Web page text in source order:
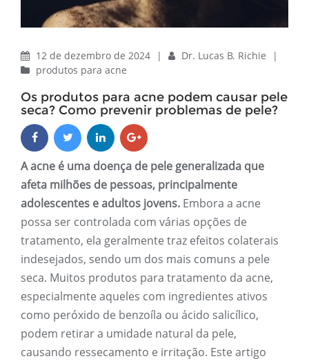
12 de dezembro de 2024 | Dr. Lucas B. Richie
|
produtos para acne
Os produtos para acne podem causar pele
seca? Como prevenir problemas de pele?
A acne é uma doença de pele generalizada que
afeta milhões de pessoas, principalmente
adolescentes e adultos jovens. Embora a acne
possa ser controlada com várias opções de
tratamento, ela geralmente traz efeitos colaterais
indesejados, sendo um dos mais comuns a pele
seca. Muitos produtos para tratamento da acne,
especialmente aqueles com ingredientes ativos
como peróxido de benzoíla ou ácido salicílico,
podem retirar a umidade natural da pele,
causando ressecamento e irritação. Este artigo